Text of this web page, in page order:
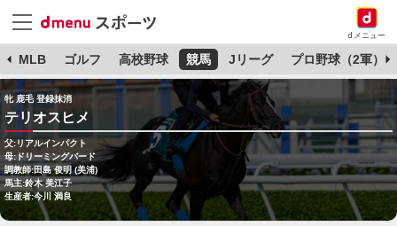
dメニュー
MLB ゴルフ 高校野球 競馬 Jリーグ プロ野球（2軍）
牝 鹿毛 登録抹消
テリオスヒメ
父:リアルインパクト
母:ドリーミングバード
調教師:田島 俊明 (美浦)
馬主:鈴木 美江子
生産者:今川 満良